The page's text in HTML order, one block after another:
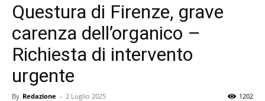
Questura di Firenze, grave
carenza dell’organico –
Richiesta di intervento
urgente
By Redazione - 2 Luglio 2025 1202